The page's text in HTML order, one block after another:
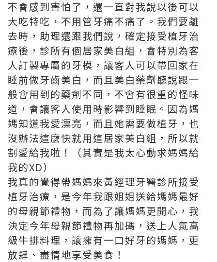
不會感到害怕了，還一直對我說以後可以
大吃特吃，不用管牙痛不痛了。我們要離
去時，助理還跟我們說，確定接受植牙治
療後，診所有個居家美白組，會特別為客
人訂製專屬的牙模，讓客人可以帶回家在
睡前做牙齒美白，而且美白藥劑聽說跟一
般會用到的藥劑不同，不會有很重的怪味
道，會讓客人使用時影響到睡眠。因為媽
媽知道我愛漂亮，而且她需要做植牙，也
沒辦法這麼快就用這居家美白組，所以就
割愛給我啦！（其實是我太心動求媽媽給
我的XD）
我真的覺得帶媽媽來黃經理牙醫診所接受
植牙治療，是今年我跟姐姐送給媽媽最好
的母親節禮物，而為了讓媽媽更開心，我
決定今年母親節禮物再加碼，送上人氣高
級牛排料理，讓擁有一口好牙的媽媽，更
放肆、盡情地享受美食！